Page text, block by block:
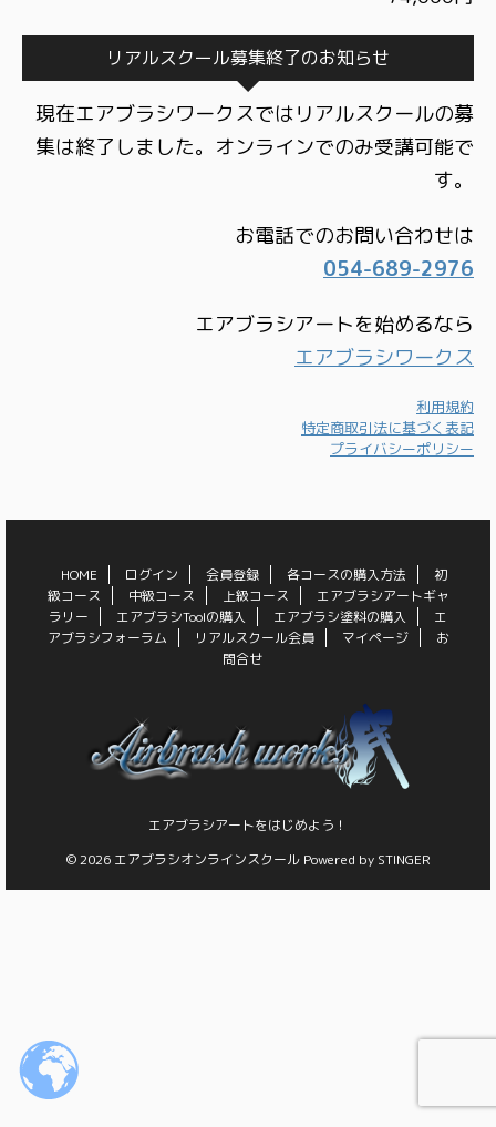
リアルスクール募集終了のお知らせ
現在エアブラシワークスではリアルスクールの募
集は終了しました。オンラインでのみ受講可能で
す。
お電話でのお問い合わせは
054-689-2976
エアブラシアートを始めるなら
エアブラシワークス
利用規約
特定商取引法に基づく表記
プライバシーポリシー
HOME ログイン 会員登録 各コースの購入方法
初
級コース
中級コース 上級コース
エアブラシアートギャ
ラリー
エアブラシToolの購入 エアブラシ塗料の購入
エ
アブラシフォーラム
リアルスクール会員 マイページ
お
問合せ
エアブラシアートをはじめよう！
© 2026 エアブラシオンラインスクール Powered by STINGER